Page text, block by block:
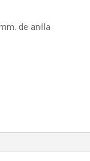
de anilla